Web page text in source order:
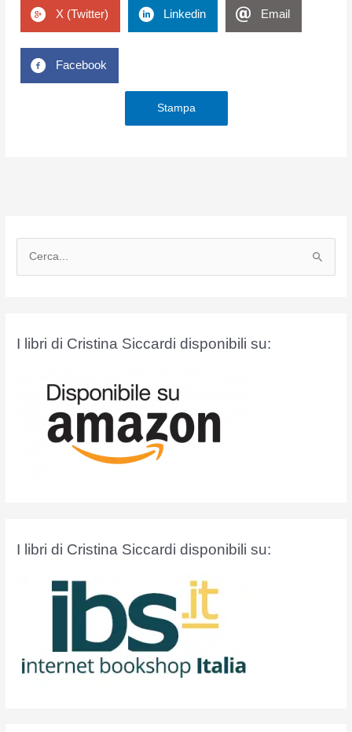
X (Twitter) Linkedin Email
Facebook
Stampa
I libri di Cristina Siccardi disponibili su:
I libri di Cristina Siccardi disponibili su: